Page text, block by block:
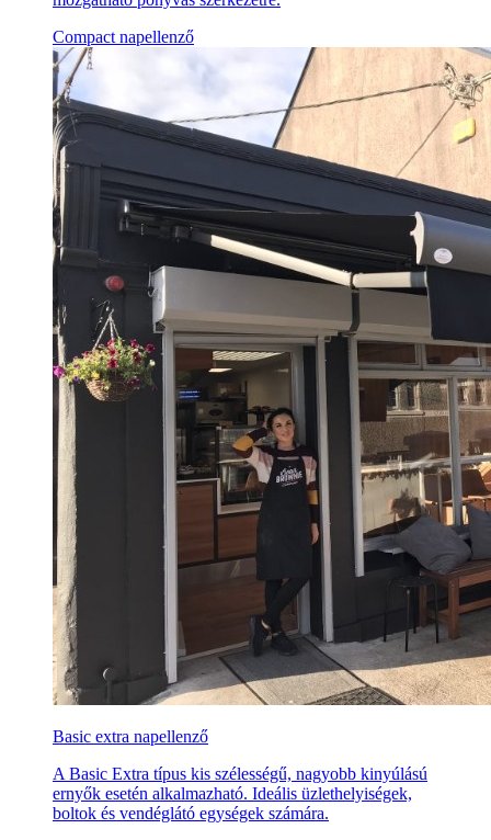
Compact napellenző
Basic extra napellenző
A Basic Extra típus kis szélességű, nagyobb kinyúlású
ernyők esetén alkalmazható. Ideális üzlethelyiségek,
boltok és vendéglátó egységek számára.